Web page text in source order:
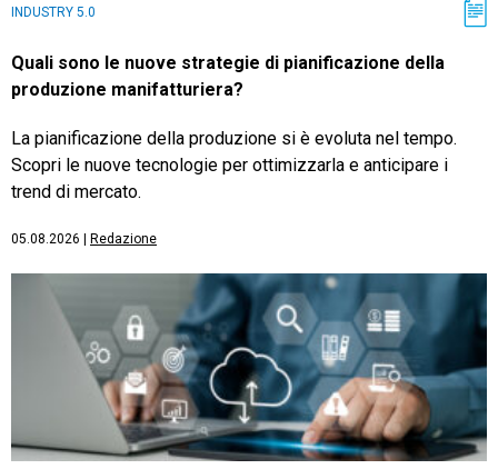
INDUSTRY 5.0
Quali sono le nuove strategie di pianificazione della
produzione manifatturiera?
La pianificazione della produzione si è evoluta nel tempo.
Scopri le nuove tecnologie per ottimizzarla e anticipare i
trend di mercato.
05.08.2026 Redazione